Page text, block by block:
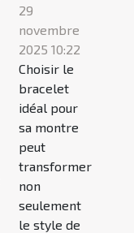
29
novembre
2025 10:22
Choisir le
bracelet
idéal pour
sa montre
peut
transformer
non
seulement
le style de